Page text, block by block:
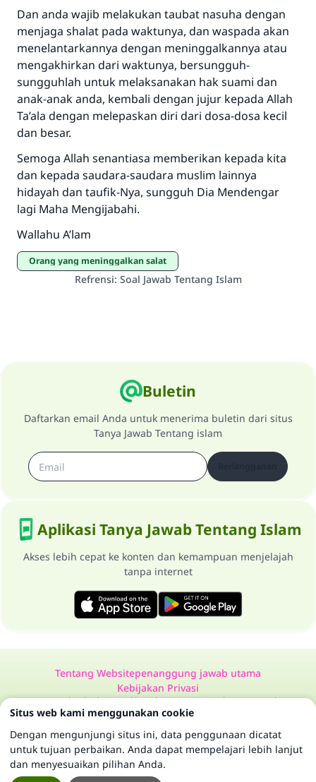
Dan anda wajib melakukan taubat nasuha dengan
menjaga shalat pada waktunya, dan waspada akan
menelantarkannya dengan meninggalkannya atau
mengakhirkan dari waktunya, bersungguh-
sungguhlah untuk melaksanakan hak suami dan
anak-anak anda, kembali dengan jujur kepada Allah
Ta’ala dengan melepaskan diri dari dosa-dosa kecil
dan besar.
Semoga Allah senantiasa memberikan kepada kita
dan kepada saudara-saudara muslim lainnya
hidayah dan taufik-Nya, sungguh Dia Mendengar
lagi Maha Mengijabahi.
Wallahu A’lam
Orang yang meninggalkan salat
Refrensi: Soal Jawab Tentang Islam
Buletin
Daftarkan email Anda untuk menerima buletin dari situs
Tanya Jawab Tentang islam
Aplikasi Tanya Jawab Tentang Islam
Akses lebih cepat ke konten dan kemampuan menjelajah
tanpa internet
Tentang Websitepenanggung jawab utama
Kebijakan Privasi
Semua Hak Dilindungi Milik Website Tanya Jawab Tentang Islam
1997-2025 ©
Situs web kami menggunakan cookie
Dengan mengunjungi situs ini, data penggunaan dicatat
untuk tujuan perbaikan. Anda dapat mempelajari lebih lanjut
dan menyesuaikan pilihan Anda.